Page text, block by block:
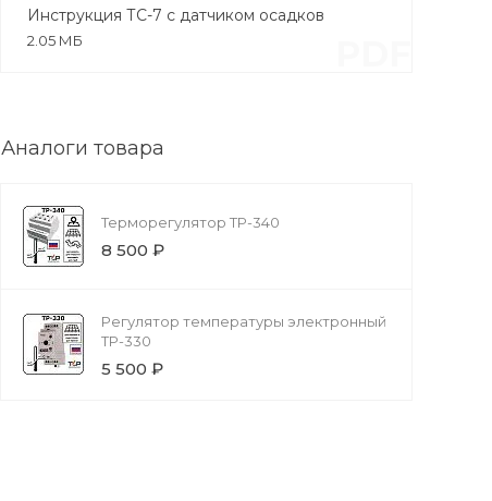
Инструкция ТС-7 с датчиком осадков
2.05 МБ
Аналоги товара
Терморегулятор ТР-340
8 500 ₽
Регулятор температуры электронный
ТР-330
5 500 ₽